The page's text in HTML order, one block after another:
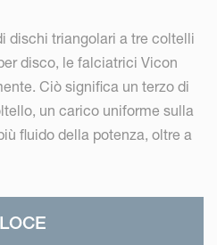
dischi triangolari a tre coltelli
disco, le falciatrici Vicon
Ciò significa un terzo di
un carico uniforme sulla
fluido della potenza, oltre a
Questo è il vero DNA